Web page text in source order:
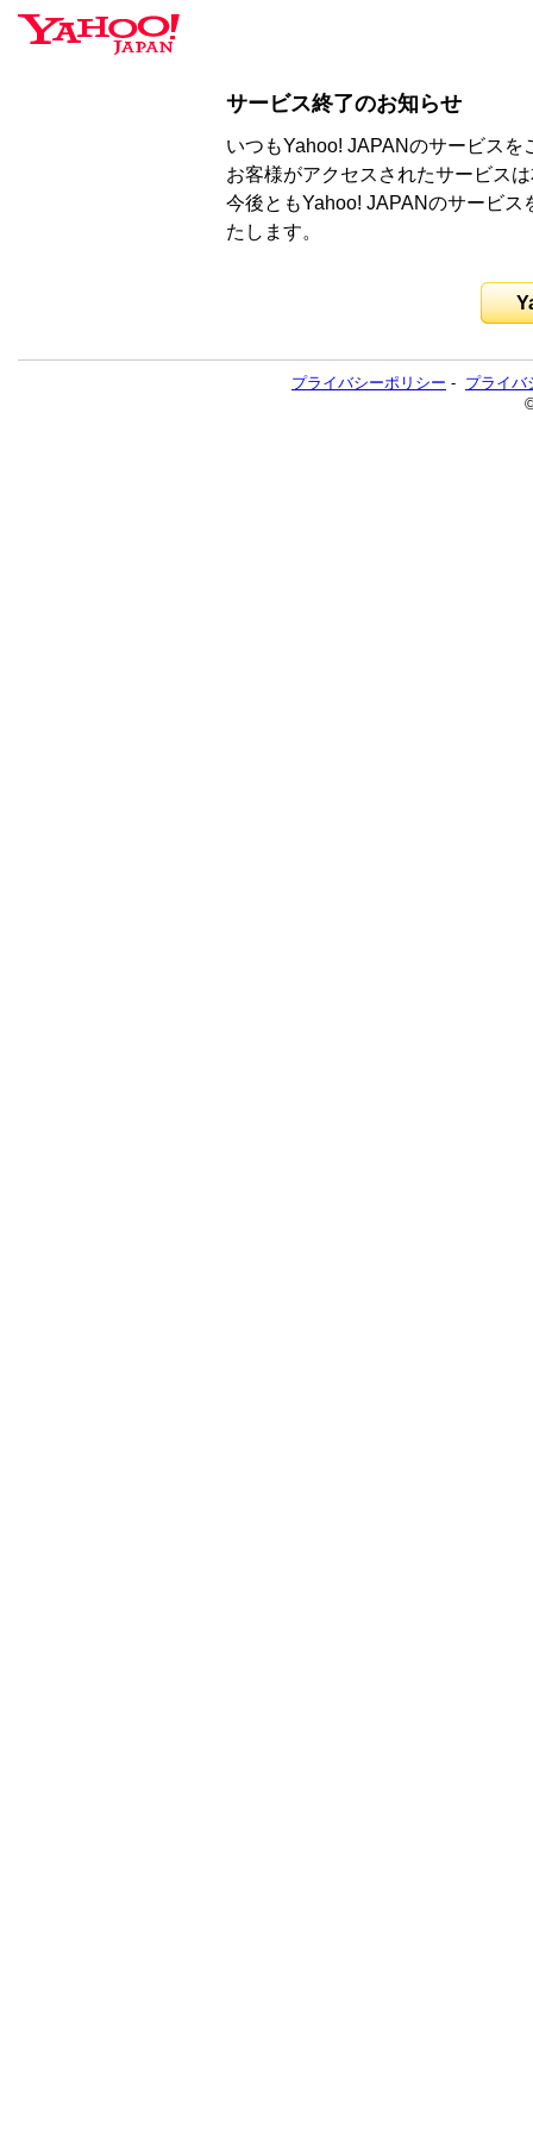
サービス終了のお知らせ
いつもYahoo! JAPANのサービス
お客様がアクセスされたサービス
今後ともYahoo! JAPANのサービ
たします。
プライバシーポリシー - プライバ